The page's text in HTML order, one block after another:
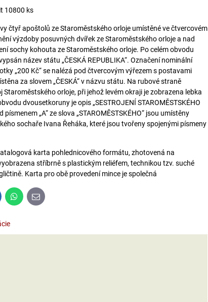
10800 ks
čtyř apoštolů ze Staroměstského orloje umístěné ve čtvercovém
výzdoby posuvných dvířek ze Staroměstského orloje a nad
sochy kohouta ze Staroměstského orloje. Po celém obvodu
název státu „ČESKÁ REPUBLIKA“. Označení nominální
„200 Kč“ se nalézá pod čtvercovým výřezem s postavami
za slovem „ČESKÁ“ v názvu státu. Na rubové straně
orloje, při jehož levém okraji je zobrazena lebka
dvousetkoruny je opis „SESTROJENÍ STAROMĚSTSKÉHO
„A“ ze slova „STAROMĚSTSKÉHO“ jsou umístěny
sochaře Ivana Řeháka, které jsou tvořeny spojenými písmeny
karta pohlednicového formátu, zhotovená na
stříbrně s plastickým reliéfem, technikou tzv. suché
Karta pro obě provedení mince je společná
WhatsApp
E-
mail